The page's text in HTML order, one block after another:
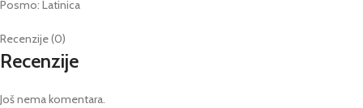
Posmo: Latinica
Recenzije (0)
Recenzije
Još nema komentara.